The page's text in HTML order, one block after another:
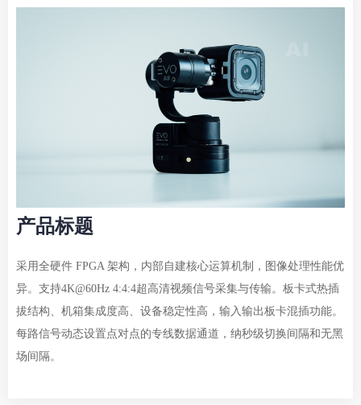
产品标题
采用全硬件 FPGA 架构，内部自建核心运算机制，图像处理性能优
异。支持4K@60Hz 4:4:4超高清视频信号采集与传输。板卡式热插
拔结构、机箱集成度高、设备稳定性高，输入输出板卡混插功能。
每路信号动态设置点对点的专线数据通道，纳秒级切换间隔和无黑
场间隔。